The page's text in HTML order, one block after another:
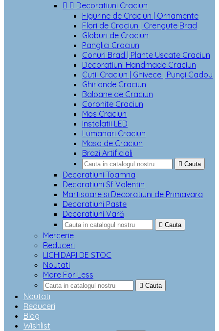
  Decoratiuni Craciun
Figurine de Craciun | Ornamente
Flori de Craciun | Crengute Brad
Globuri de Craciun
Panglici Craciun
Conuri Brad | Plante Uscate Craciun
Decoratiuni Handmade Craciun
Cutii Craciun | Ghivece | Pungi Cadou
Ghirlande Craciun
Baloane de Craciun
Coronite Craciun
Mos Craciun
Instalatii LED
Lumanari Craciun
Masa de Craciun
Brazi Artificiali
 Cauta
Decoratiuni Toamna
Decoratiuni Sf Valentin
Martisoare si Decoratiuni de Primavara
Decoratiuni Paste
Decoratiuni Vară
 Cauta
Mercerie
Reduceri
LICHIDARI DE STOC
Noutati
More For Less
 Cauta
Noutati
Reduceri
Blog
Wishlist